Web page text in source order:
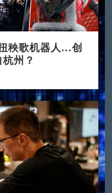
秧歌机器人...创
州？